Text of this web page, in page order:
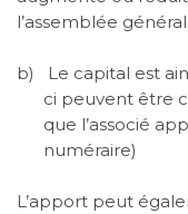
l’assemblée
b)
Le capital est
ci peuvent être
que l’associé
numéraire)
L’apport peut